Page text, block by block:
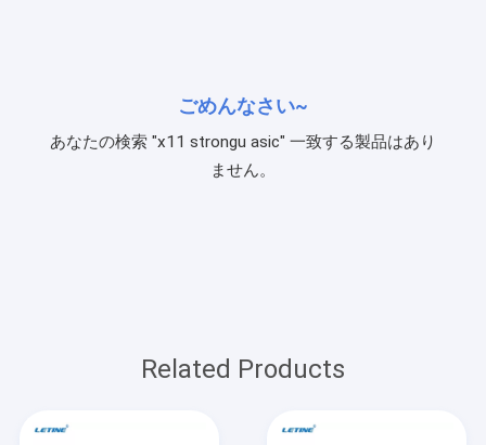
ごめんなさい~
あなたの検索 "x11 strongu asic" 一致する製品はあり
ません。
Related Products